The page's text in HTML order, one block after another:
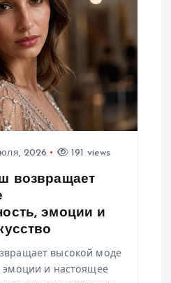
2026 191 views
возвращает
эмоции и
высокой моде
эмоции и настоящее